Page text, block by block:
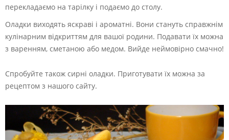
перекладаємо на тарілку і подаємо до столу.
Оладки виходять яскраві і ароматні. Вони стануть справжнім
кулінарним відкриттям для вашої родини. Подавати їх можна
з варенням, сметаною або медом. Вийде неймовірно смачно!
Спробуйте також сирні оладки. Приготувати їх можна за
рецептом з нашого сайту.